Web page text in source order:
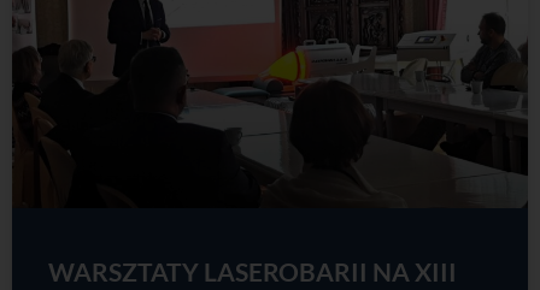
WARSZTATY LASEROBARII NA XIII